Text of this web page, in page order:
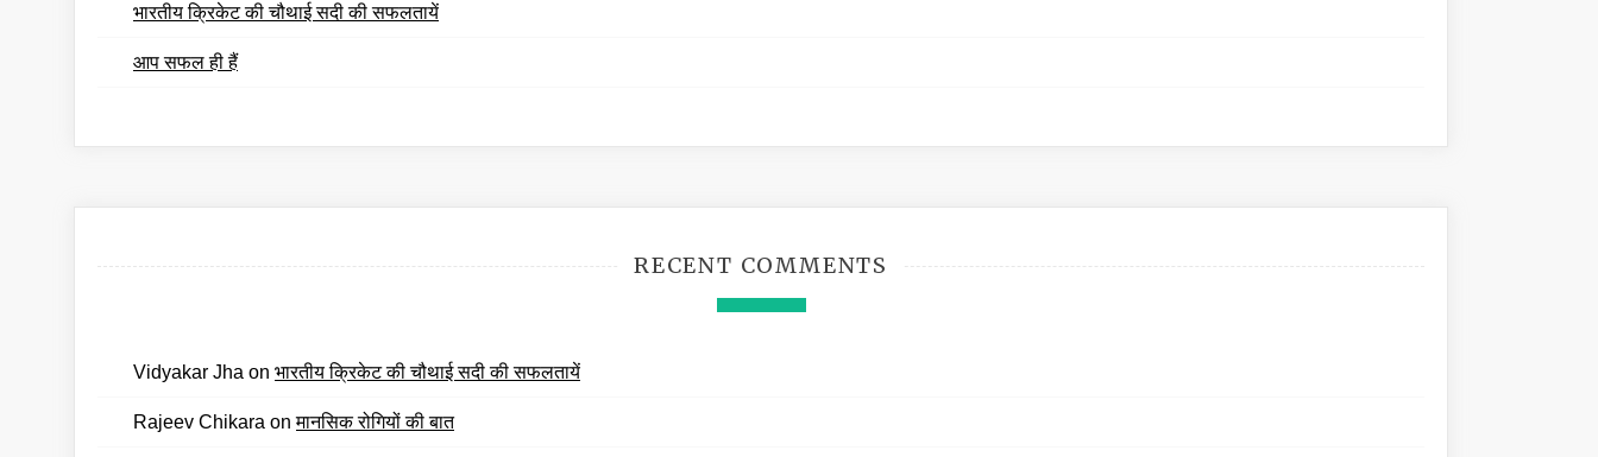
भारतीय क्रिकेट की चौथाई सदी की सफलतायें
आप सफल ही हैं
RECENT COMMENTS
Vidyakar Jha on भारतीय क्रिकेट की चौथाई सदी की सफलतायें
Rajeev Chikara onमानसिक रोगियों की बात